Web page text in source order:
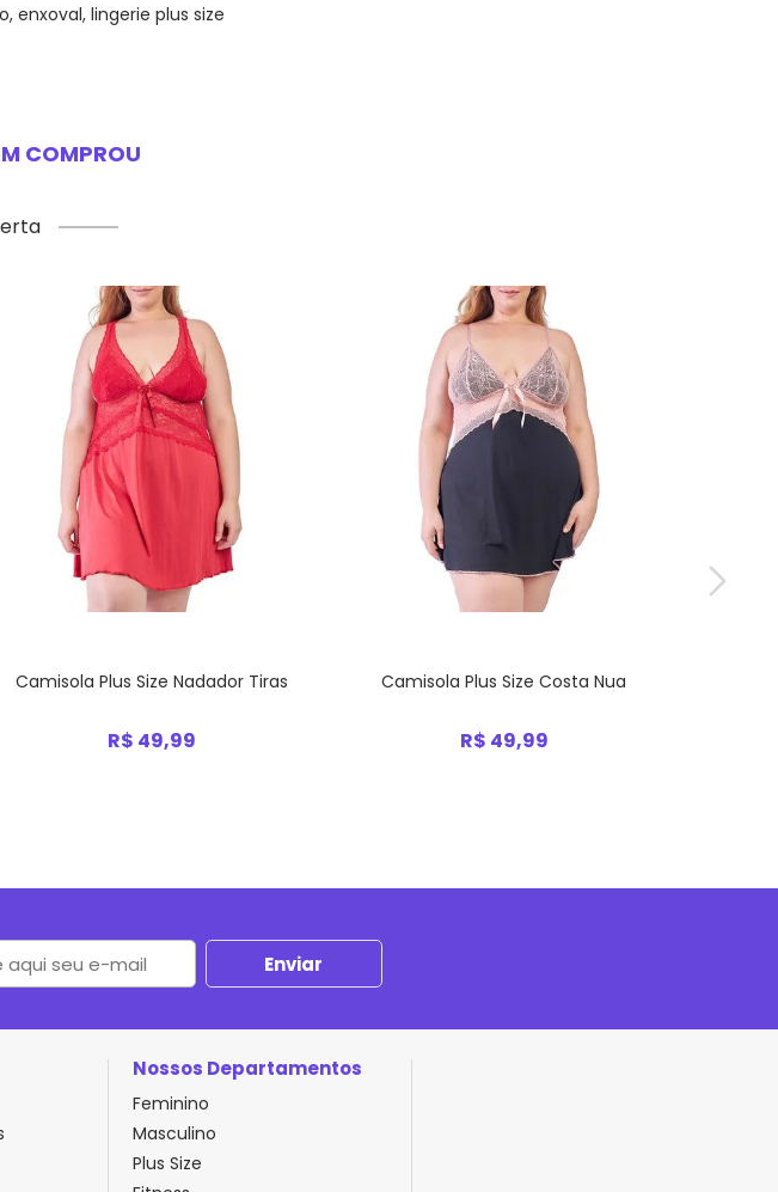
enxoval, lingerie plus size
COMPROU
Camisola Plus Size Nadador Tiras
R$ 49,99
Camisola Plus Size Costa Nua
R$ 49,99
Nossos Departamentos
Feminino
Masculino
Plus Size